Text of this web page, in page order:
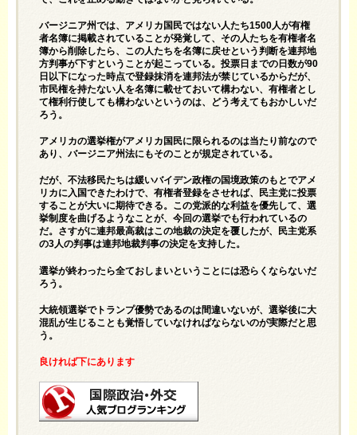
バージニア州では、アメリカ国民ではない人たち1500人が有権
者名簿に掲載されていることが発覚して、その人たちを有権者名
簿から削除したら、この人たちを名簿に戻せという判断を連邦地
方判事が下すということが起こっている。投票日までの日数が90
日以下になった時点で登録抹消を連邦法が禁じているからだが、
市民権を持たない人を名簿に載せておいて構わない、有権者とし
て権利行使しても構わないというのは、どう考えてもおかしいだ
ろう。
アメリカの選挙権がアメリカ国民に限られるのは当たり前なので
あり、バージニア州法にもそのことが規定されている。
だが、不法移民たちは緩いバイデン政権の国境政策のもとでアメ
リカに入国できたわけで、有権者登録をさせれば、民主党に投票
することが大いに期待できる。この党派的な利益を優先して、選
挙制度を曲げるようなことが、今回の選挙でも行われているの
だ。さすがに連邦最高裁はこの地裁の決定を覆したが、民主党系
の3人の判事は連邦地裁判事の決定を支持した。
選挙が終わったら全ておしまいということには恐らくならないだ
ろう。
大統領選挙でトランプ優勢であるのは間違いないが、選挙後に大
混乱が生じることも覚悟していなければならないのが実際だと思
う。
良ければ下にあります